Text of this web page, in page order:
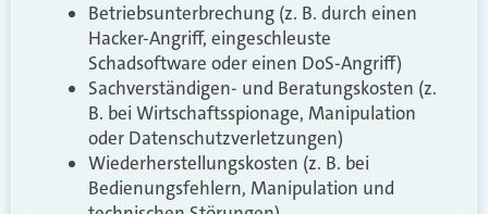
Betriebsunterbrechung (z. B. durch einen
Hacker-Angriff, eingeschleuste
Schadsoftware oder einen DoS-Angriff)
Sachverständigen- und Beratungskosten (z.
B. bei Wirtschaftsspionage, Manipulation
oder Datenschutzverletzungen)
Wiederherstellungskosten (z. B. bei
Bedienungsfehlern, Manipulation und